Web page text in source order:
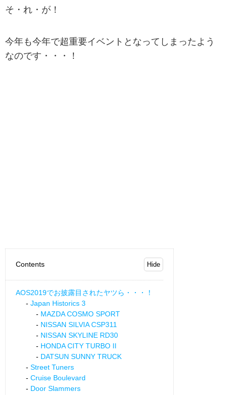
そ・れ・が！
今年も今年で超重要イベントとなってしまったよう
なのです・・・！
Contents
AOS2019でお披露目されたヤツら・・・！
Japan Historics 3
MAZDA COSMO SPORT
NISSAN SILVIA CSP311
NISSAN SKYLINE RD30
HONDA CITY TURBO II
DATSUN SUNNY TRUCK
Street Tuners
Cruise Boulevard
Door Slammers